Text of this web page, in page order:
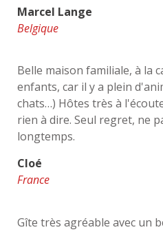
Marcel Lange
Belgique
Belle maison familiale, à la
enfants, car il y a plein
chats…) Hôtes très à
rien à dire. Seul regret, ne
longtemps.
Cloé
France
Gîte très agréable avec un